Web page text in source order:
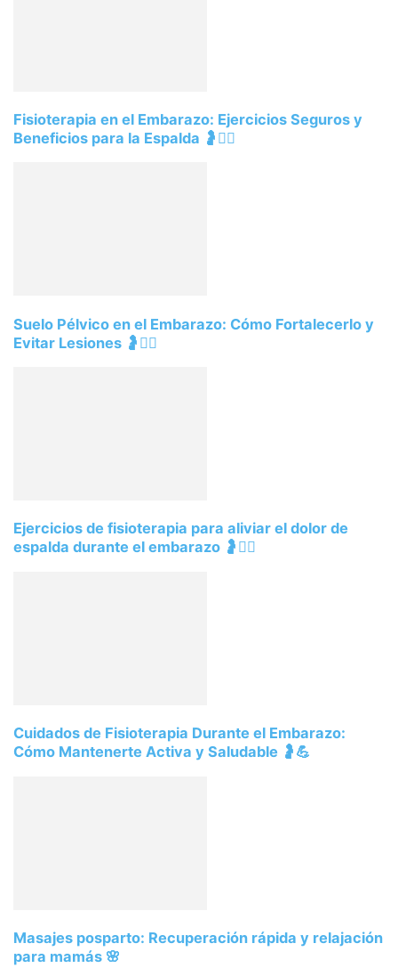
Fisioterapia en el Embarazo: Ejercicios Seguros y
Beneficios para la Espalda 🤰💆‍♀️
Suelo Pélvico en el Embarazo: Cómo Fortalecerlo y
Evitar Lesiones 🤰🧘‍♀️
Ejercicios de fisioterapia para aliviar el dolor de
espalda durante el embarazo 🤰🧘‍♀️
Cuidados de Fisioterapia Durante el Embarazo:
Cómo Mantenerte Activa y Saludable 🤰💪
Masajes posparto: Recuperación rápida y relajación
para mamás 🌸